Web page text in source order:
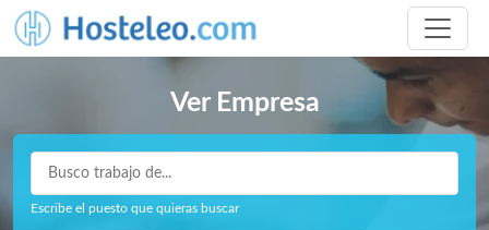
Ver Empresa
Escribe el puesto que quieras buscar